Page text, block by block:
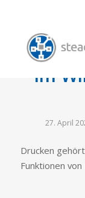
Der
im
27. April
Drucken
Funktionen